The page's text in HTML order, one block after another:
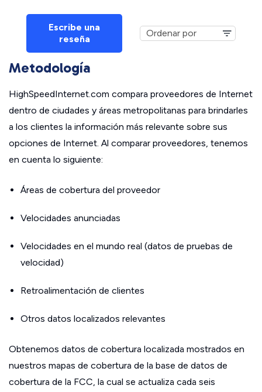
Escribe una
reseña
Metodología
HighSpeedInternet.com compara proveedores de Internet
dentro de ciudades y áreas metropolitanas para brindarles
a los clientes la información más relevante sobre sus
opciones de Internet. Al comparar proveedores, tenemos
en cuenta lo siguiente:
Áreas de cobertura del proveedor
Velocidades anunciadas
Velocidades en el mundo real (datos de pruebas de
velocidad)
Retroalimentación de clientes
Otros datos localizados relevantes
Obtenemos datos de cobertura localizada mostrados en
nuestros mapas de cobertura de la base de datos de
cobertura de la FCC, la cual se actualiza cada seis